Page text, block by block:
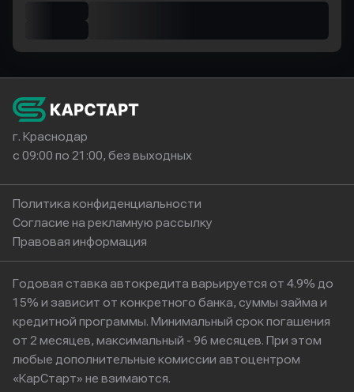
г. Краснодар
с 09:00 по 21:00, без выходных
Политика конфиденциальности
Согласие на рекламную рассылку
Правовая информация
Годовая ставка автокредита варьируется от 4.9% до
15% и зависит от конкретного банка, суммы займа и
кредитной программы. Минимальный срок погашения
от 2 месяцев, максимальный - 96 месяцев. При этом
любые дополнительные комиссии автоцентром
«КарСтарт» не взимаются.